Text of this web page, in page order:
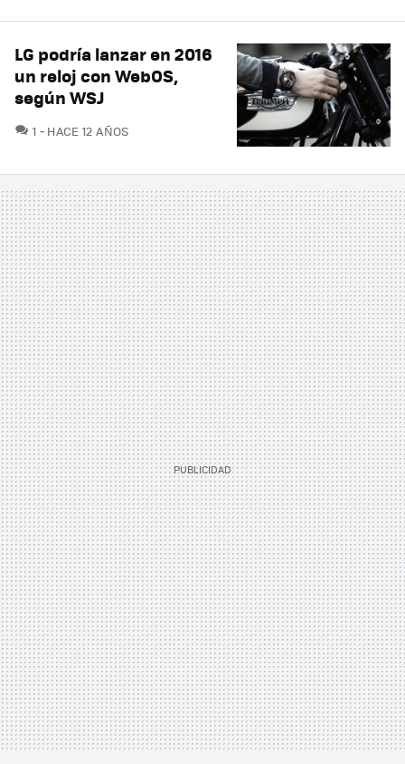
LG podría lanzar en 2016
un reloj con WebOS,
según WSJ
1 COMENTARIOS
HACE 12 AÑOS